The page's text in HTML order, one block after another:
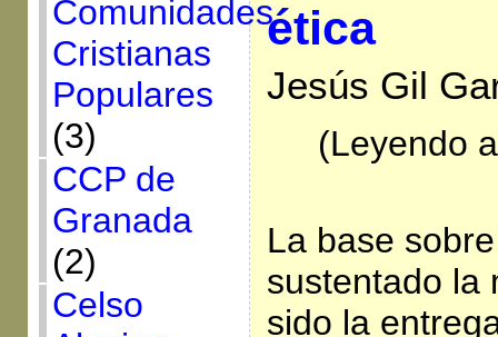
Comunidades
Cristianas
Populares
(3)
CCP de
Granada
(2)
Celso
ética
Jesús Gil
(Leyendo
La base
sustentado la
sido la